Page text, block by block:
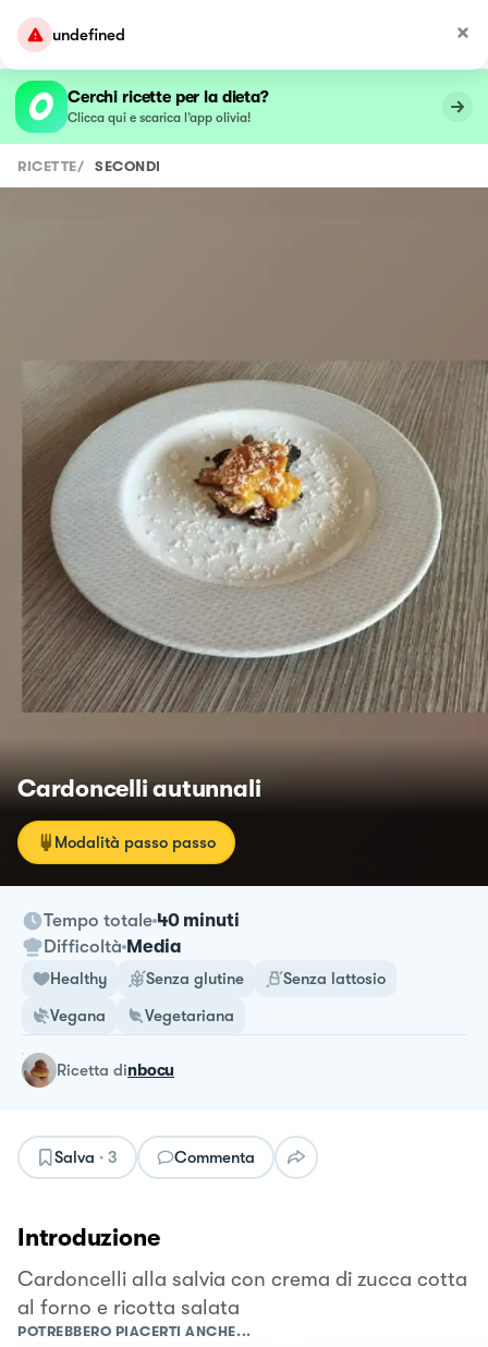
undefined
Cerchi ricette per la dieta?
Clicca qui e scarica l’app olivia!
RICETTE/ SECONDI
Cardoncelli autunnali
Modalità passo passo
Tempo totale 40 minuti
Difficoltà Media
Healthy Senza glutine
Senza lattosio
Vegana
Vegetariana
ricetta dinbocu
Salva · 3 Commenta
Introduzione
Cardoncelli alla salvia con crema di zucca cotta
al forno e ricotta salata
POTREBBERO PIACERTI ANCHE...